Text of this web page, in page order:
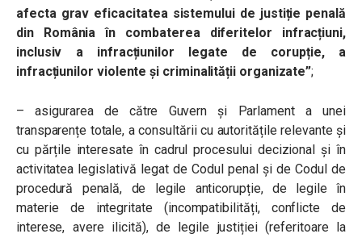
afecta grav eficacitatea sistemului de justiție penală
din România în combaterea diferitelor infracțiuni,
inclusiv a infracțiunilor legate de corupție, a
infracțiunilor violente și criminalității organizate”;
– asigurarea de către Guvern și Parlament a unei
transparențe totale, a consultării cu autoritățile relevante și
cu părțile interesate în cadrul procesului decizional și în
activitatea legislativă legat de Codul penal și de Codul de
procedură penală, de legile anticorupție, de legile în
materie de integritate (incompatibilități, conflicte de
interese, avere ilicită), de legile justiției (referitoare la